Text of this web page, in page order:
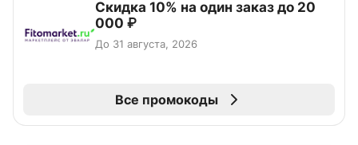
Скидка 10% на один заказ до 20
000 ₽
До 31 августа, 2026
Все промокоды